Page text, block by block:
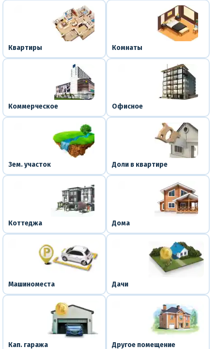
Квартиры Комнаты
Коммерческое Офисное
Зем. участок Доли в квартире
Коттеджа Дома
Машиноместа Дачи
Кап. гаража Другое помещение